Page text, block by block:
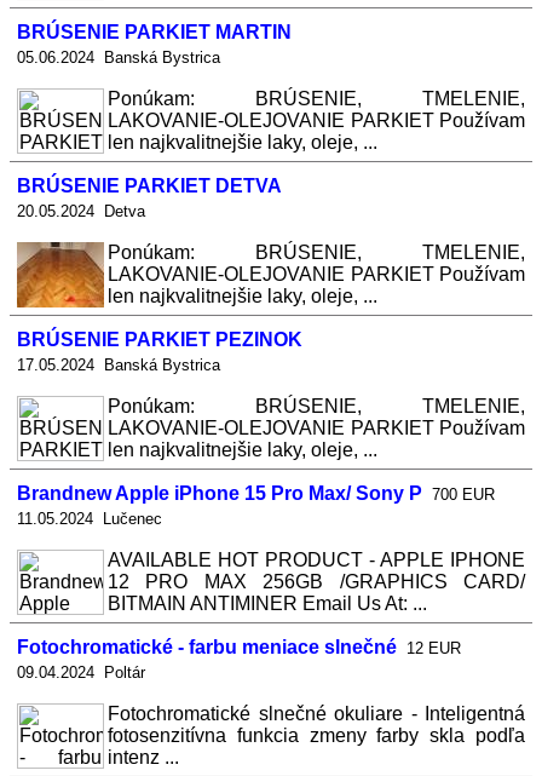
BRÚSENIE PARKIET MARTIN
05.06.2024 Banská Bystrica
Ponúkam: BRÚSENIE, TMELENIE,
LAKOVANIE-OLEJOVANIE PARKIET Používam
len najkvalitnejšie laky, oleje, ...
BRÚSENIE PARKIET DETVA
20.05.2024 Detva
Ponúkam: BRÚSENIE, TMELENIE,
LAKOVANIE-OLEJOVANIE PARKIET Používam
len najkvalitnejšie laky, oleje, ...
BRÚSENIE PARKIET PEZINOK
17.05.2024 Banská Bystrica
Ponúkam: BRÚSENIE, TMELENIE,
LAKOVANIE-OLEJOVANIE PARKIET Používam
len najkvalitnejšie laky, oleje, ...
Brandnew Apple iPhone 15 Pro Max/ Sony P 700 EUR
11.05.2024 Lučenec
AVAILABLE HOT PRODUCT - APPLE IPHONE
12 PRO MAX 256GB /GRAPHICS CARD/
BITMAIN ANTIMINER Email Us At: ...
Fotochromatické - farbu meniace slnečné 12 EUR
09.04.2024 Poltár
Fotochromatické slnečné okuliare - Inteligentná
fotosenzitívna funkcia zmeny farby skla podľa
intenz ...